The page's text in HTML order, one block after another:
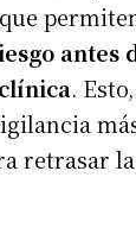
antes
.
retrasar